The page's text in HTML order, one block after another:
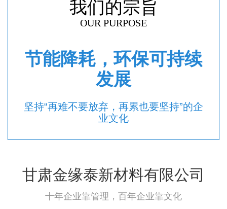
我们的宗旨
OUR PURPOSE
节能降耗，环保可持续
发展
坚持“再难不要放弃，再累也要坚持”的企
业文化
甘肃金缘泰新材料有限公司
十年企业靠管理，百年企业靠文化